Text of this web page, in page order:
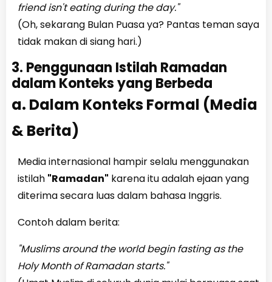
friend isn't eating during the day."
(Oh, sekarang Bulan Puasa ya? Pantas teman saya
tidak makan di siang hari.)
3. Penggunaan Istilah Ramadan
dalam Konteks yang Berbeda
a. Dalam Konteks Formal (Media
& Berita)
Media internasional hampir selalu menggunakan
istilah "Ramadan" karena itu adalah ejaan yang
diterima secara luas dalam bahasa Inggris.
Contoh dalam berita:
"Muslims around the world begin fasting as the
Holy Month of Ramadan starts."